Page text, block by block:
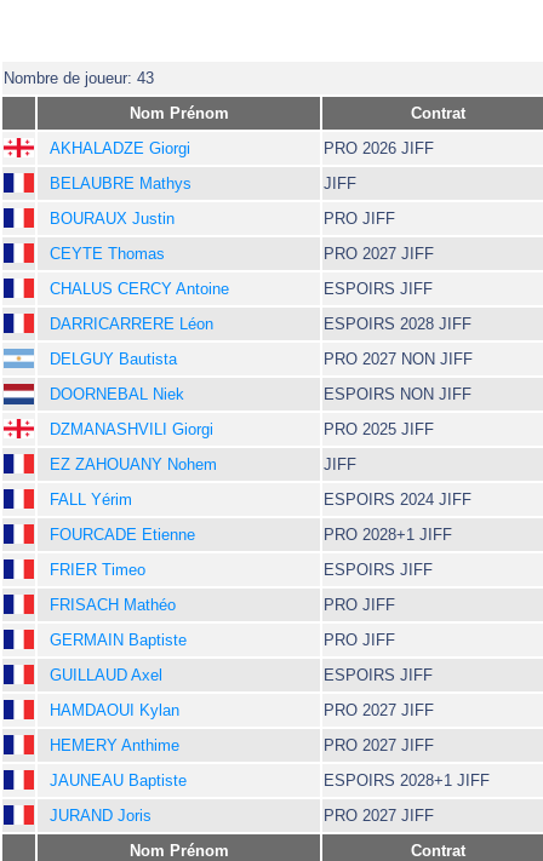
Nombre de joueur: 43
Nom Prénom
Contrat
AKHALADZE Giorgi
PRO 2026 JIFF
BELAUBRE Mathys
JIFF
BOURAUX Justin
PRO JIFF
CEYTE Thomas
PRO 2027 JIFF
CHALUS CERCY Antoine
ESPOIRS JIFF
DARRICARRERE Léon
ESPOIRS 2028 JIFF
DELGUY Bautista
PRO 2027 NON JIFF
DOORNEBAL Niek
ESPOIRS NON JIFF
DZMANASHVILI Giorgi
PRO 2025 JIFF
EZ ZAHOUANY Nohem
JIFF
FALL Yérim
ESPOIRS 2024 JIFF
FOURCADE Etienne
PRO 2028+1 JIFF
FRIER Timeo
ESPOIRS JIFF
FRISACH Mathéo
PRO JIFF
GERMAIN Baptiste
PRO JIFF
GUILLAUD Axel
ESPOIRS JIFF
HAMDAOUI Kylan
PRO 2027 JIFF
HEMERY Anthime
PRO 2027 JIFF
JAUNEAU Baptiste
ESPOIRS 2028+1 JIFF
JURAND Joris
PRO 2027 JIFF
Nom Prénom
Contrat